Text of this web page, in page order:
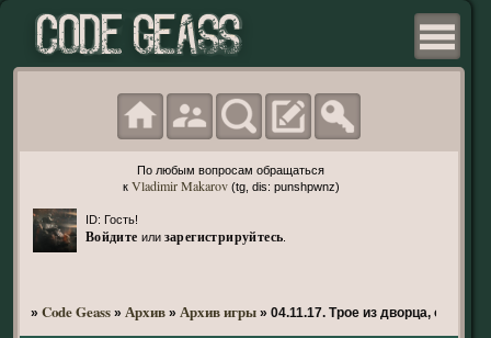
По любым вопросам обращаться
к Vladimir Makarov(tg, dis: punshpwnz)
ID: Гость!
Войдите или зарегистрируйтесь
» Code Geass » Архив » Архив игры » 04.11.17. Трое из дворца,